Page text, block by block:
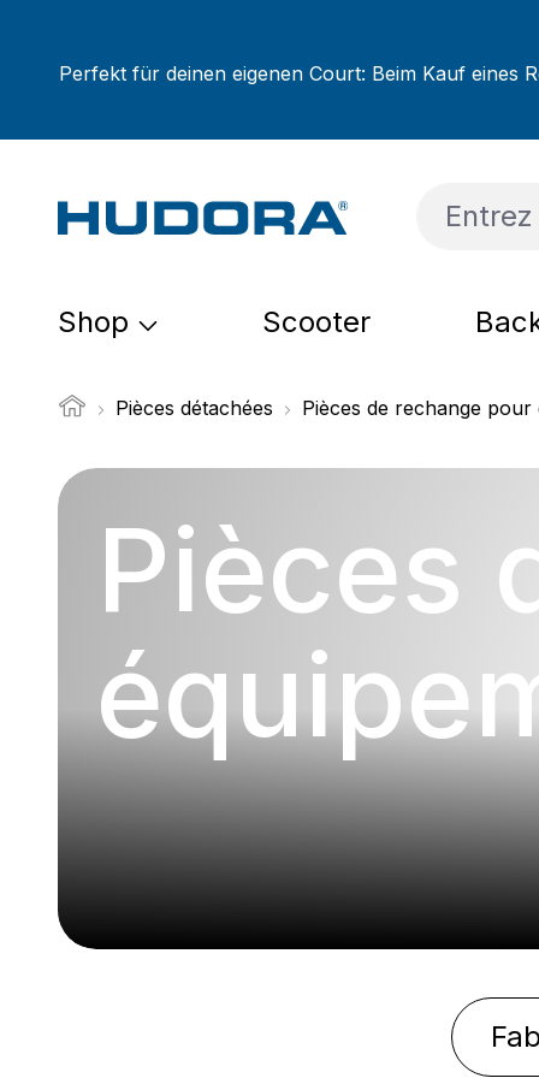
Perfekt für deinen eigenen Court: Beim Kauf eines
Shop Scooter
Pièces détachées Pièces de rechange pour
Pièces